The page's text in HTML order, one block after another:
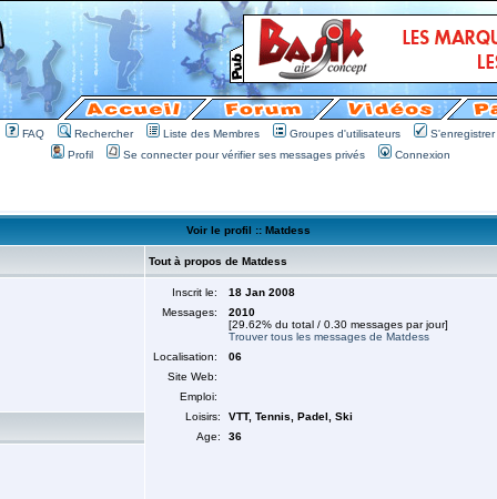
FAQ Rechercher Liste des Membres Groupes d'utilisateurs
S'enregistrer
Profil
Se connecter pour vérifier ses messages privés Connexion
Voir le profil :: Matdess
Tout à propos de Matdess
Inscrit le:
18 Jan 2008
Messages:
2010
[29.62% du total / 0.30 messages par jour]
Trouver tous les messages de Matdess
Localisation:
06
Site Web:
Emploi:
Loisirs:
VTT, Tennis, Padel, Ski
Age:
36